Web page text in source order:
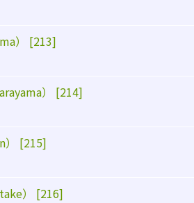
） [213]
） [214]
） [215]
） [216]